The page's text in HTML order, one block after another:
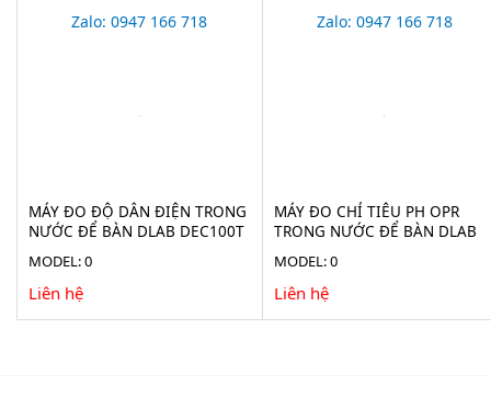
Zalo: 0947 166 718
MÁY ĐO ĐỘ DẪN ĐIỆN TRONG
NƯỚC ĐỂ BÀN DLAB DEC100T
MODEL: 0
Liên hệ
Zalo: 0947 166 718
MÁY ĐO CHỈ TIÊU PH OPR
TRONG NƯỚC ĐỂ BÀN DLAB
MODEL: 0
Liên hệ